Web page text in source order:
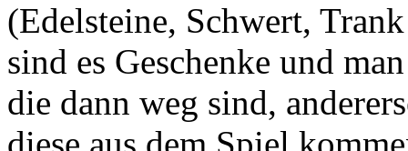
(Edelsteine, Schwert,
sind es Geschenke und
die dann weg sind,